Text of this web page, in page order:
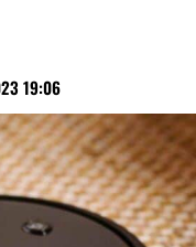
19:06